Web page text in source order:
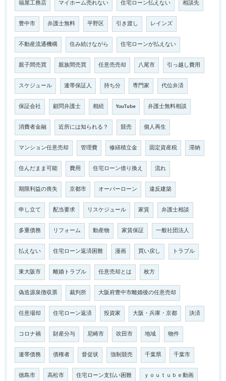
福屋工務店 マイホーム売れない 住宅ローン払えない 相談先
豊中市 弁護士無料 平野区 引き渡し レインズ
不動産流通機構 住み続けながら 住宅ローンが払えない
親子間売買 親族間売買 任意売売却 八尾市 引っ越し費用
スケジュール 連帯保証人 持ち分 専門家 代位弁済
保証会社 顧問弁護士 相続 YouTube 弁護士無料相談
消費者金融 近所には知られる？ 競売 個人再生
マンション任意売却 管理費 修繕積立金 固定資産税 滞納
住んだまま可能 費用 住宅ローン借り換え 流れ
期限利益の喪失 京都市 オーバーローン 違反建築
申し立て 配当要求 リスケジュール 家賃 弁護士相談
多重債務 リフォーム 動産物 家賃保証 一般社団法人
払えない 住宅ローン返済困難 漫画 買い戻し トラブル
東大阪市 離婚トラブル 任意売却とは 枚方
偽造源泉徴収票 裁判所 大阪府豊中市離婚後の任意売却
任意場却 住宅ローン返済 投資家 大阪・兵庫・京都 決済
コロナ禍 財産分与 尼崎市 吹田市 地域 物件
連帯債務 債権者 督促状 強制競売 千葉県 千葉市
徳島市 高松市 住宅ローン支払い困難 ｙｏｕｔｕｂｅ動画